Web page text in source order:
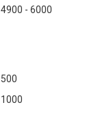
4900 - 6000
500
1000